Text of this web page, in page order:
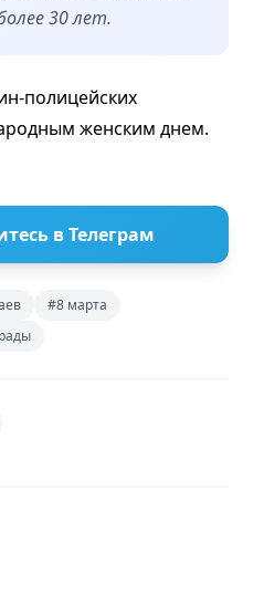
30 лет.
полицейских
женским днем.
в Телеграм
#8 марта